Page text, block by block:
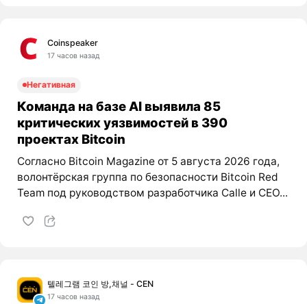
Coinspeaker
17 часов назад
Негативная
Команда на базе AI выявила 85
критических уязвимостей в 390
проектах Bitcoin
Согласно Bitcoin Magazine от 5 августа 2026 года,
волонтёрская группа по безопасности Bitcoin Red
Team под руководством разработчика Calle и CEO...
텔레그램 코인 방,채널 - CEN
17 часов назад